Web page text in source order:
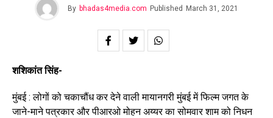
By bhadas4media.com Published March 31, 2021
शशिकांत सिंह-
मुंबई : लोगों को चकाचौंध कर देने वाली मायानगरी मुंबई में फिल्म जगत के
जाने-माने पत्रकार और पीआरओ मोहन अय्यर का सोमवार शाम को निधन